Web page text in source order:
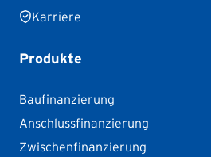
Karriere
Produkte
Baufinanzierung
Anschlussfinanzierung
Zwischenfinanzierung